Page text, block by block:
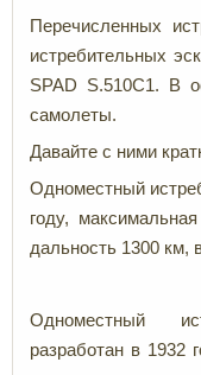
Перечисленных
истребительных
SPAD S.510C1. В
самолеты.
Давайте с ними
Одноместный
году,
дальность 1300 км,
Одноместный
разработан в 1932